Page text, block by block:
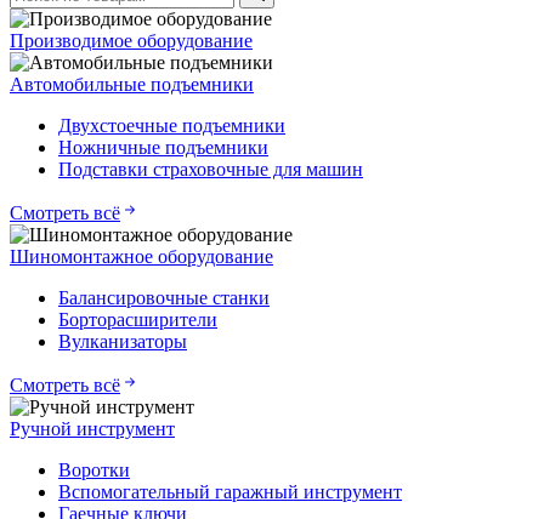
Производимое оборудование
Автомобильные подъемники
Двухстоечные подъемники
Ножничные подъемники
Подставки страховочные для машин
Смотреть всё
Шиномонтажное оборудование
Балансировочные станки
Борторасширители
Вулканизаторы
Смотреть всё
Ручной инструмент
Воротки
Вспомогательный гаражный инструмент
Гаечные ключи